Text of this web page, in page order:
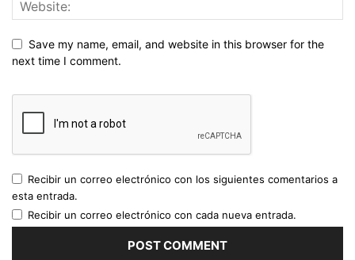
Save my name, email, and website in this browser for the
next time I comment.
Recibir un correo electrónico con los siguientes comentarios a
esta entrada.
Recibir un correo electrónico con cada nueva entrada.